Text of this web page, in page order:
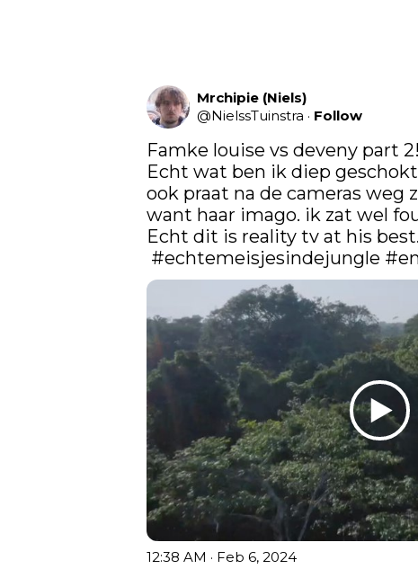
Mrchipie (Niels)
@NielssTuinstra · Follow
Famke louise vs deveny part
Echt wat ben ik diep
ook praat na de cameras weg
want haar imago. ik zat wel
Echt dit is reality tv at his best.
#echtemeisjesindejungle
12:38 AM · Feb 6, 2024